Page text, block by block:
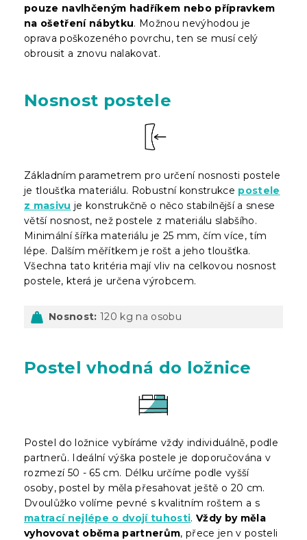
pouze navlhčeným hadříkem nebo přípravkem
na ošetření nábytku. Možnou nevýhodou je
oprava poškozeného povrchu, ten se musí celý
obrousit a znovu nalakovat.
Nosnost postele
Základním parametrem pro určení nosnosti postele
je tloušťka materiálu. Robustní konstrukce postele
z masivu je konstrukčně o něco stabilnější a snese
větší nosnost, než postele z materiálu slabšího.
Minimální šířka materiálu je 25 mm, čím více, tím
lépe. Dalším měřítkem je rošt a jeho tloušťka.
Všechna tato kritéria mají vliv na celkovou nosnost
postele, která je určena výrobcem.
Nosnost: 120 kg na osobu
Postel vhodná do ložnice
Postel do ložnice vybíráme vždy individuálně, podle
partnerů. Ideální výška postele je doporučována v
rozmezí 50 - 65 cm. Délku určíme podle vyšší
osoby, postel by měla přesahovat ještě o 20 cm.
Dvoulůžko volíme pevné s kvalitním roštem a s
matrací nejlépe o dvojí tuhosti.Vždy by měla
vyhovovat oběma partnerům, přece jen v posteli